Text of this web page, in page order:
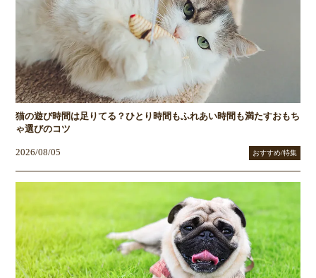
猫の遊び時間は足りてる？ひとり時間もふれあい時間も満たすおもち
ゃ選びのコツ
2026/08/05 おすすめ/特集